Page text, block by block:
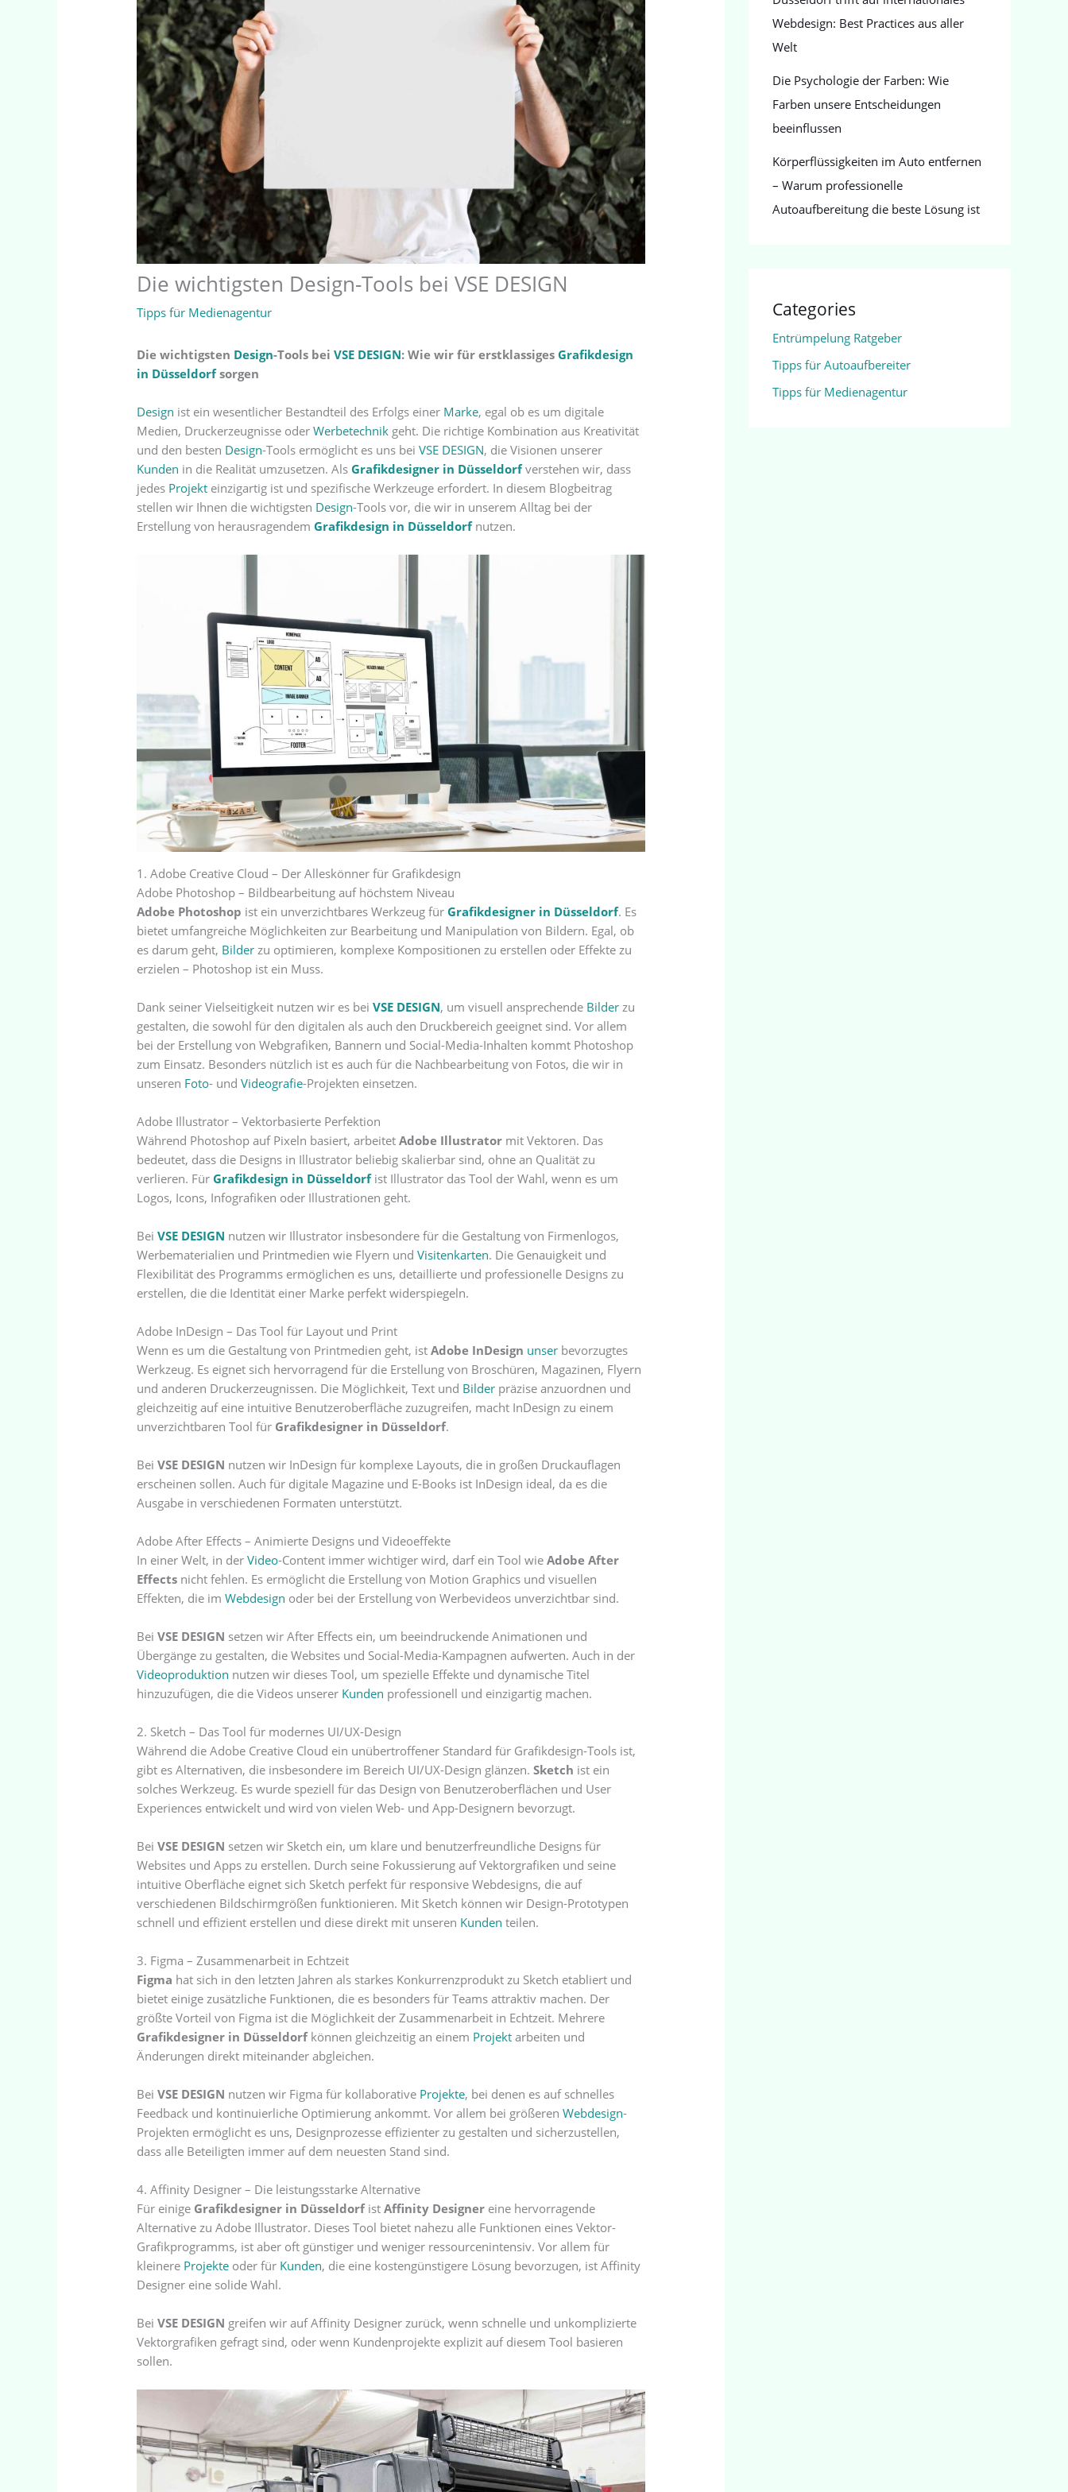
Die wichtigsten Design-Tools bei VSE DESIGN
Tipps für Medienagentur
Die wichtigsten Design-Tools beiVSE DESIGN: Wie wir für erstklassigesGrafikdesign
in Düsseldorfsorgen
Design ist ein wesentlicher Bestandteil des Erfolgs einer Marke, egal ob es um digitale
Medien, Druckerzeugnisse oderWerbetechnik geht. Die richtige Kombination aus Kreativität
und den besten Design-Tools ermöglicht es uns beiVSE DESIGN, die Visionen unserer
Kunden in die Realität umzusetzen. AlsGrafikdesigner in Düsseldorfverstehen wir, dass
jedes Projekt einzigartig ist und spezifische Werkzeuge erfordert. In diesem Blogbeitrag
stellen wir Ihnen die wichtigsten Design-Tools vor, die wir in unserem Alltag bei der
Erstellung von herausragendemGrafikdesign in Düsseldorfnutzen.
1. Adobe Creative Cloud – Der Alleskönner für Grafikdesign
Adobe Photoshop – Bildbearbeitung auf höchstem Niveau
Adobe Photoshop ist ein unverzichtbares Werkzeug fürGrafikdesigner in Düsseldorf. Es
bietet umfangreiche Möglichkeiten zur Bearbeitung und Manipulation von Bildern. Egal, ob
es darum geht, Bilder zu optimieren, komplexe Kompositionen zu erstellen oder Effekte zu
erzielen – Photoshop ist ein Muss.
Dank seiner Vielseitigkeit nutzen wir es beiVSE DESIGN, um visuell ansprechende Bilder zu
gestalten, die sowohl für den digitalen als auch den Druckbereich geeignet sind. Vor allem
bei der Erstellung von Webgrafiken, Bannern und Social-Media-Inhalten kommt Photoshop
zum Einsatz. Besonders nützlich ist es auch für die Nachbearbeitung von Fotos, die wir in
unseren Foto- undVideografie-Projekten einsetzen.
Adobe Illustrator – Vektorbasierte Perfektion
Während Photoshop auf Pixeln basiert, arbeitetAdobe Illustrator mit Vektoren. Das
bedeutet, dass die Designs in Illustrator beliebig skalierbar sind, ohne an Qualität zu
verlieren. FürGrafikdesign in Düsseldorfist Illustrator das Tool der Wahl, wenn es um
Logos, Icons, Infografiken oder Illustrationen geht.
BeiVSE DESIGN nutzen wir Illustrator insbesondere für die Gestaltung von Firmenlogos,
Werbematerialien und Printmedien wie Flyern undVisitenkarten. Die Genauigkeit und
Flexibilität des Programms ermöglichen es uns, detaillierte und professionelle Designs zu
erstellen, die die Identität einer Marke perfekt widerspiegeln.
Adobe InDesign – Das Tool für Layout und Print
Wenn es um die Gestaltung von Printmedien geht, istAdobe InDesign unser bevorzugtes
Werkzeug. Es eignet sich hervorragend für die Erstellung von Broschüren, Magazinen, Flyern
und anderen Druckerzeugnissen. Die Möglichkeit, Text und Bilder präzise anzuordnen und
gleichzeitig auf eine intuitive Benutzeroberfläche zuzugreifen, macht InDesign zu einem
unverzichtbaren Tool für Grafikdesigner in Düsseldorf.
BeiVSE DESIGN nutzen wir InDesign für komplexe Layouts, die in großen Druckauflagen
erscheinen sollen. Auch für digitale Magazine und E-Books ist InDesign ideal, da es die
Ausgabe in verschiedenen Formaten unterstützt.
Adobe After Effects – Animierte Designs und Videoeffekte
In einer Welt, in derVideo-Content immer wichtiger wird, darf ein Tool wieAdobe After
Effects nicht fehlen. Es ermöglicht die Erstellung von Motion Graphics und visuellen
Effekten, die imWebdesign oder bei der Erstellung von Werbevideos unverzichtbar sind.
BeiVSE DESIGN setzen wir After Effects ein, um beeindruckende Animationen und
Übergänge zu gestalten, die Websites und Social-Media-Kampagnen aufwerten. Auch in der
Videoproduktion nutzen wir dieses Tool, um spezielle Effekte und dynamische Titel
hinzuzufügen, die die Videos unserer Kunden professionell und einzigartig machen.
2. Sketch – Das Tool für modernes UI/UX-Design
Während die Adobe Creative Cloud ein unübertroffener Standard für Grafikdesign-Tools ist,
gibt es Alternativen, die insbesondere im Bereich UI/UX-Design glänzen.Sketch ist ein
solches Werkzeug. Es wurde speziell für das Design von Benutzeroberflächen und User
Experiences entwickelt und wird von vielen Web- und App-Designern bevorzugt.
BeiVSE DESIGN setzen wir Sketch ein, um klare und benutzerfreundliche Designs für
Websites und Apps zu erstellen. Durch seine Fokussierung auf Vektorgrafiken und seine
intuitive Oberfläche eignet sich Sketch perfekt für responsive Webdesigns, die auf
verschiedenen Bildschirmgrößen funktionieren. Mit Sketch können wir Design-Prototypen
schnell und effizient erstellen und diese direkt mit unseren Kunden teilen.
3. Figma – Zusammenarbeit in Echtzeit
Figma hat sich in den letzten Jahren als starkes Konkurrenzprodukt zu Sketch etabliert und
bietet einige zusätzliche Funktionen, die es besonders für Teams attraktiv machen. Der
größte Vorteil von Figma ist die Möglichkeit der Zusammenarbeit in Echtzeit. Mehrere
Grafikdesigner in Düsseldorfkönnen gleichzeitig an einem Projekt arbeiten und
Änderungen direkt miteinander abgleichen.
BeiVSE DESIGN nutzen wir Figma für kollaborative Projekte, bei denen es auf schnelles
Feedback und kontinuierliche Optimierung ankommt. Vor allem bei größerenWebdesign-
Projekten ermöglicht es uns, Designprozesse effizienter zu gestalten und sicherzustellen,
dass alle Beteiligten immer auf dem neuesten Stand sind.
4. Affinity Designer – Die leistungsstarke Alternative
Für einige Grafikdesigner in DüsseldorfistAffinity Designer eine hervorragende
Alternative zu Adobe Illustrator. Dieses Tool bietet nahezu alle Funktionen eines Vektor-
Grafikprogramms, ist aber oft günstiger und weniger ressourcenintensiv. Vor allem für
kleinere Projekte oder für Kunden, die eine kostengünstigere Lösung bevorzugen, ist Affinity
Designer eine solide Wahl.
BeiVSE DESIGN greifen wir auf Affinity Designer zurück, wenn schnelle und unkomplizierte
Vektorgrafiken gefragt sind, oder wenn Kundenprojekte explizit auf diesem Tool basieren
sollen.
Webdesign: Best Practices aus aller
Welt
Die Psychologie der Farben: Wie
Farben unsere Entscheidungen
beeinflussen
Körperflüssigkeiten im Auto entfernen
– Warum professionelle
Autoaufbereitung die beste Lösung ist
Categories
Entrümpelung Ratgeber
Tipps für Autoaufbereiter
Tipps für Medienagentur